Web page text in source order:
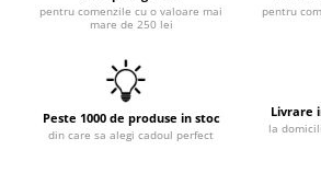
pentru comenzile cu o valoare mai
mare de 250 lei
pentru
Peste 1000 de produse in stoc
din care sa alegi cadoul perfect
Livrare
la